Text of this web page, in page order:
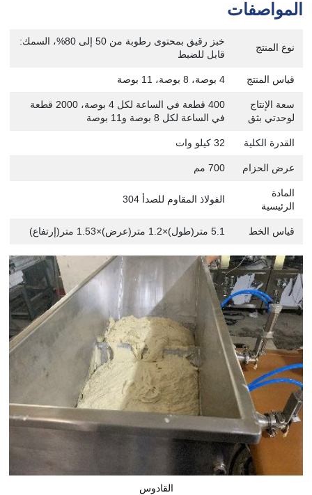
المواصفات
نوع المنتج
خبز رقيق بمحتوى رطوبة من 50 إلى 80%، السمك:
قابل للضبط
قياس المنتج 4 بوصة، 8 بوصة، 11 بوصة
سعة الإنتاج
لوحدتي بثق
400 قطعة في الساعة لكل 4 بوصة، 2000 قطعة
في الساعة لكل 8 بوصة و11 بوصة
القدرة الكلية 32 كيلو وات
عرض الحزام 700 مم
المادة
الرئيسية
الفولاذ المقاوم للصدأ 304
قياس الخط 5.1 متر(طول)×1.2 متر(عرض)×1.53 متر(إرتفاع)
القادوس